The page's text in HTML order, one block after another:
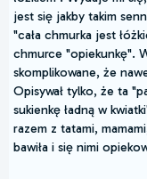
jest się jakby takim
"cała chmurka jest
chmurce "opiekunkę".
skomplikowane, że
Opisywał tylko, że ta
sukienkę ładną w
razem z tatami,
bawiła i się nimi